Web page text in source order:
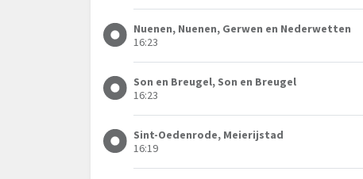
Nuenen, Nuenen, Gerwen en Nederwetten
16:23
Son en Breugel, Son en Breugel
16:23
Sint-Oedenrode, Meierijstad
16:19